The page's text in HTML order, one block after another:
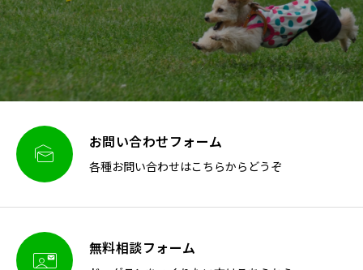
 お問い合わせフォーム
各種お問い合わせはこちらからどうぞ
 無料相談フォーム